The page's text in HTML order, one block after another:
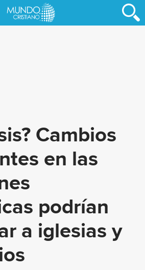
Cambios
en las
podrían
a iglesias y